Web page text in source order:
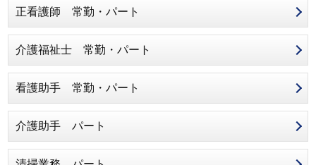
正看護師 常勤・パート
介護福祉士 常勤・パート
看護助手 常勤・パート
介護助手 パート